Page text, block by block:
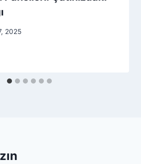
2025